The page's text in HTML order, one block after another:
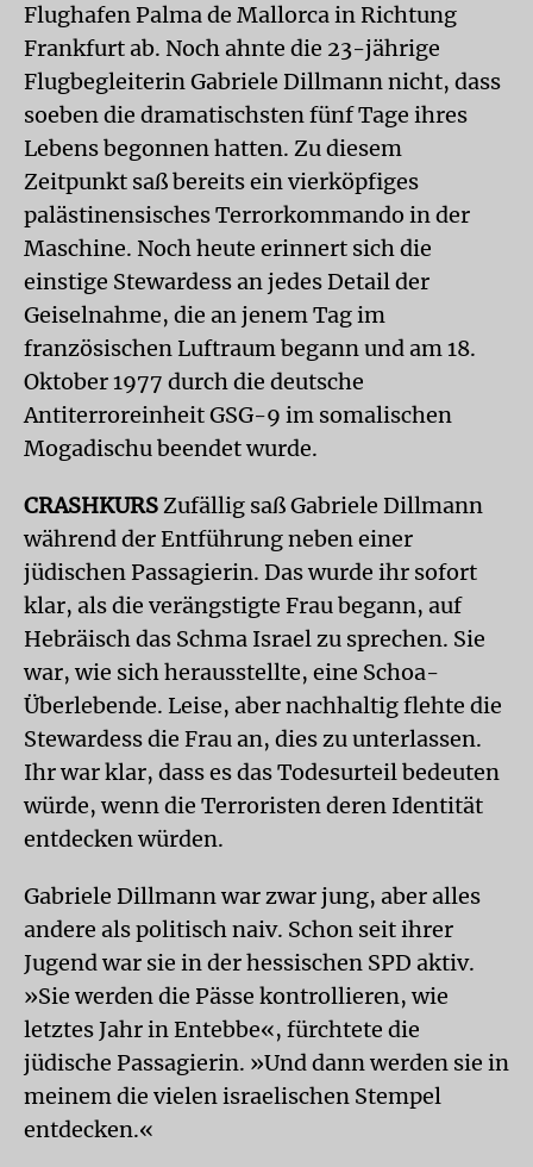
Flughafen Palma de Mallorca in Richtung
Frankfurt ab. Noch ahnte die 23-jährige
Flugbegleiterin Gabriele Dillmann nicht, dass
soeben die dramatischsten fünf Tage ihres
Lebens begonnen hatten. Zu diesem
Zeitpunkt saß bereits ein vierköpfiges
palästinensisches Terrorkommando in der
Maschine. Noch heute erinnert sich die
einstige Stewardess an jedes Detail der
Geiselnahme, die an jenem Tag im
französischen Luftraum begann und am 18.
Oktober 1977 durch die deutsche
Antiterroreinheit GSG-9 im somalischen
Mogadischu beendet wurde.
CRASHKURSZufällig saß Gabriele Dillmann
während der Entführung neben einer
jüdischen Passagierin. Das wurde ihr sofort
klar, als die verängstigte Frau begann, auf
Hebräisch das Schma Israel zu sprechen. Sie
war, wie sich herausstellte, eine Schoa-
Überlebende. Leise, aber nachhaltig flehte die
Stewardess die Frau an, dies zu unterlassen.
Ihr war klar, dass es das Todesurteil bedeuten
würde, wenn die Terroristen deren Identität
entdecken würden.
Gabriele Dillmann war zwar jung, aber alles
andere als politisch naiv. Schon seit ihrer
Jugend war sie in der hessischen SPD aktiv.
»Sie werden die Pässe kontrollieren, wie
letztes Jahr in Entebbe«, fürchtete die
jüdische Passagierin. »Und dann werden sie in
meinem die vielen israelischen Stempel
entdecken.«